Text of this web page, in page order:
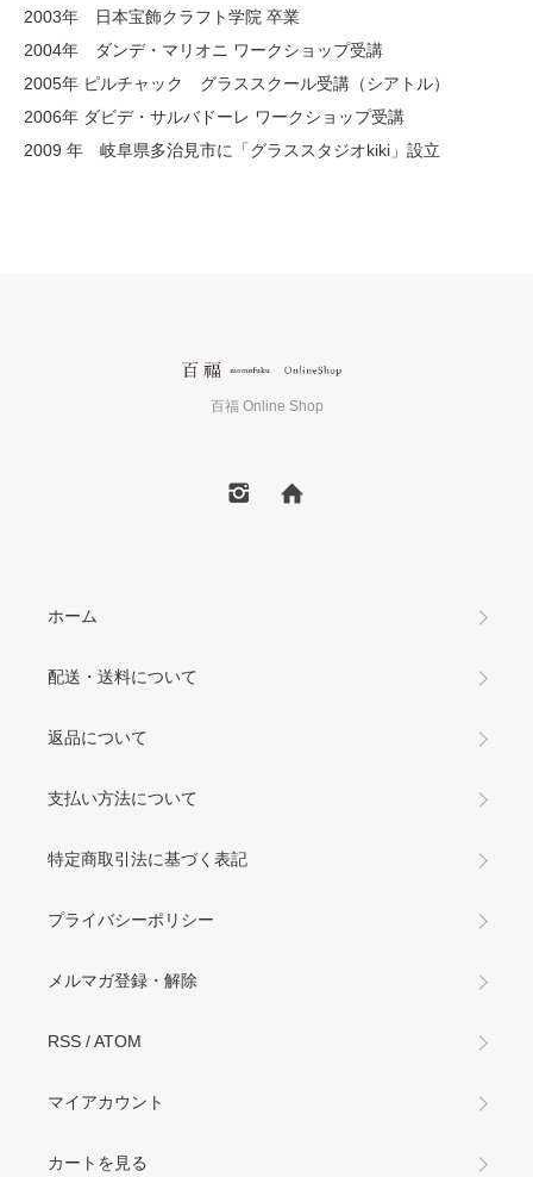
2003年 日本宝飾クラフト学院 卒業
2004年 ダンデ・マリオニ ワークショップ受講
2005年 ピルチャック グラススクール受講（シアトル）
2006年 ダビデ・サルバドーレ ワークショップ受講
2009 年 岐阜県多治見市に「グラススタジオkiki」設立
百福 Online Shop
ホーム
配送・送料について
返品について
支払い方法について
特定商取引法に基づく表記
プライバシーポリシー
メルマガ登録・解除
RSS /ATOM
マイアカウント
カートを見る